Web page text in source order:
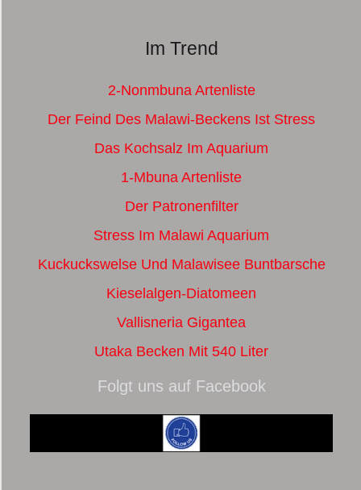
Im Trend
2-Nonmbuna Artenliste
Der Feind Des Malawi-Beckens Ist Stress
Das Kochsalz Im Aquarium
1-Mbuna Artenliste
Der Patronenfilter
Stress Im Malawi Aquarium
Kuckuckswelse Und Malawisee Buntbarsche
Kieselalgen-Diatomeen
Vallisneria Gigantea
Utaka Becken Mit 540 Liter
Folgt uns auf Facebook